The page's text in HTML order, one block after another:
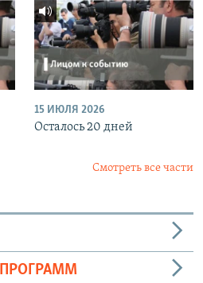
15 ИЮЛЯ 2026
Осталось 20 дней
Смотреть все части